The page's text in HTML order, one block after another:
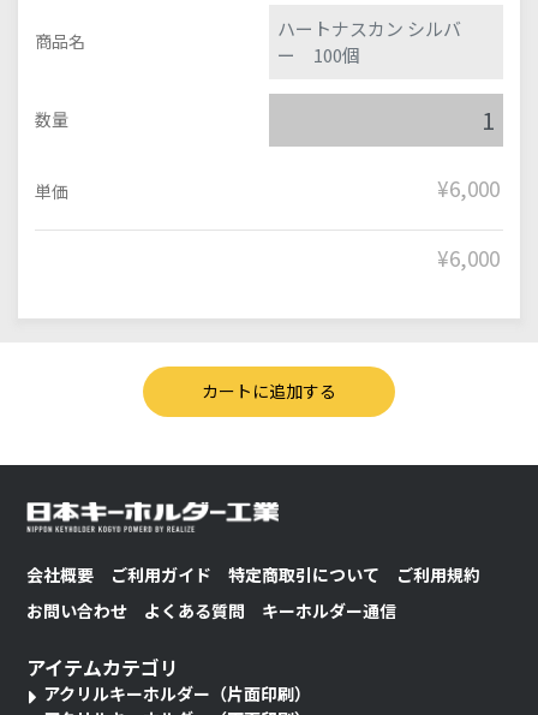
商品名
ハートナスカン シルバ
ー 100個
数量
単価 ¥6,000
¥6,000
会社概要 ご利用ガイド 特定商取引について
ご利用規約
お問い合わせ
よくある質問 キーホルダー通信
アイテムカテゴリ
アクリルキーホルダー（片面印刷）